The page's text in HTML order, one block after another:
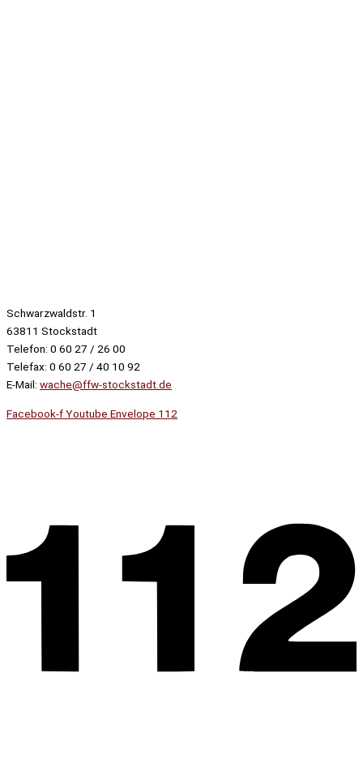
Schwarzwaldstr. 1
63811 Stockstadt
Telefon: 0 60 27 / 26 00
Telefax: 0 60 27 / 40 10 92
E-Mail: wache@ffw-stockstadt.de
Facebook-fYoutube Envelope 112